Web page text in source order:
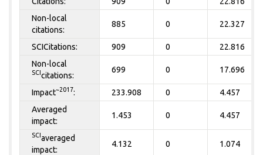
Non-local
citations:
885 0 22.327
SCICitations: 909 0
22.816
Non-local
SCI citations:
699 0 17.696
Impact~2017: 233.908 0
4.457
Averaged
impact:
1.453 0 4.457
SCI averaged
impact:
4.132 0 1.074